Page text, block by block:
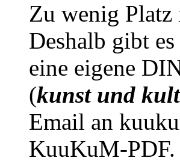
Zu wenig Platz
Deshalb gibt
eine eigene
(kunst und
Email an
KuuKuM-PDF.